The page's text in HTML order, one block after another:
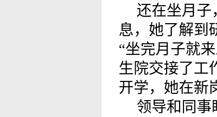
还在坐月子
息，她了解到
“坐完月子就
生院交接了工
开学，她在新
领导和同事